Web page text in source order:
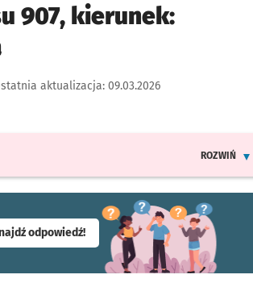
907, kierunek:
aktualizacja: 09.03.2026
ROZWIŃ
odpowiedź!- otworzy się w nowej karcie